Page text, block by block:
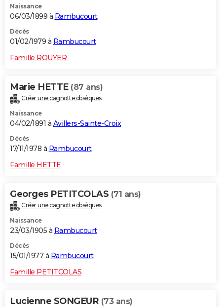
Naissance
06/03/1899 à Rambucourt
Décès
01/02/1979 à Rambucourt
Famille ROUYER
Marie HETTE (87 ans)
Créer une cagnotte obsèques
Naissance
04/02/1891 à Avillers-Sainte-Croix
Décès
17/11/1978 à Rambucourt
Famille HETTE
Georges PETITCOLAS (71 ans)
Créer une cagnotte obsèques
Naissance
23/03/1905 à Rambucourt
Décès
15/01/1977 à Rambucourt
Famille PETITCOLAS
Lucienne SONGEUR (73 ans)